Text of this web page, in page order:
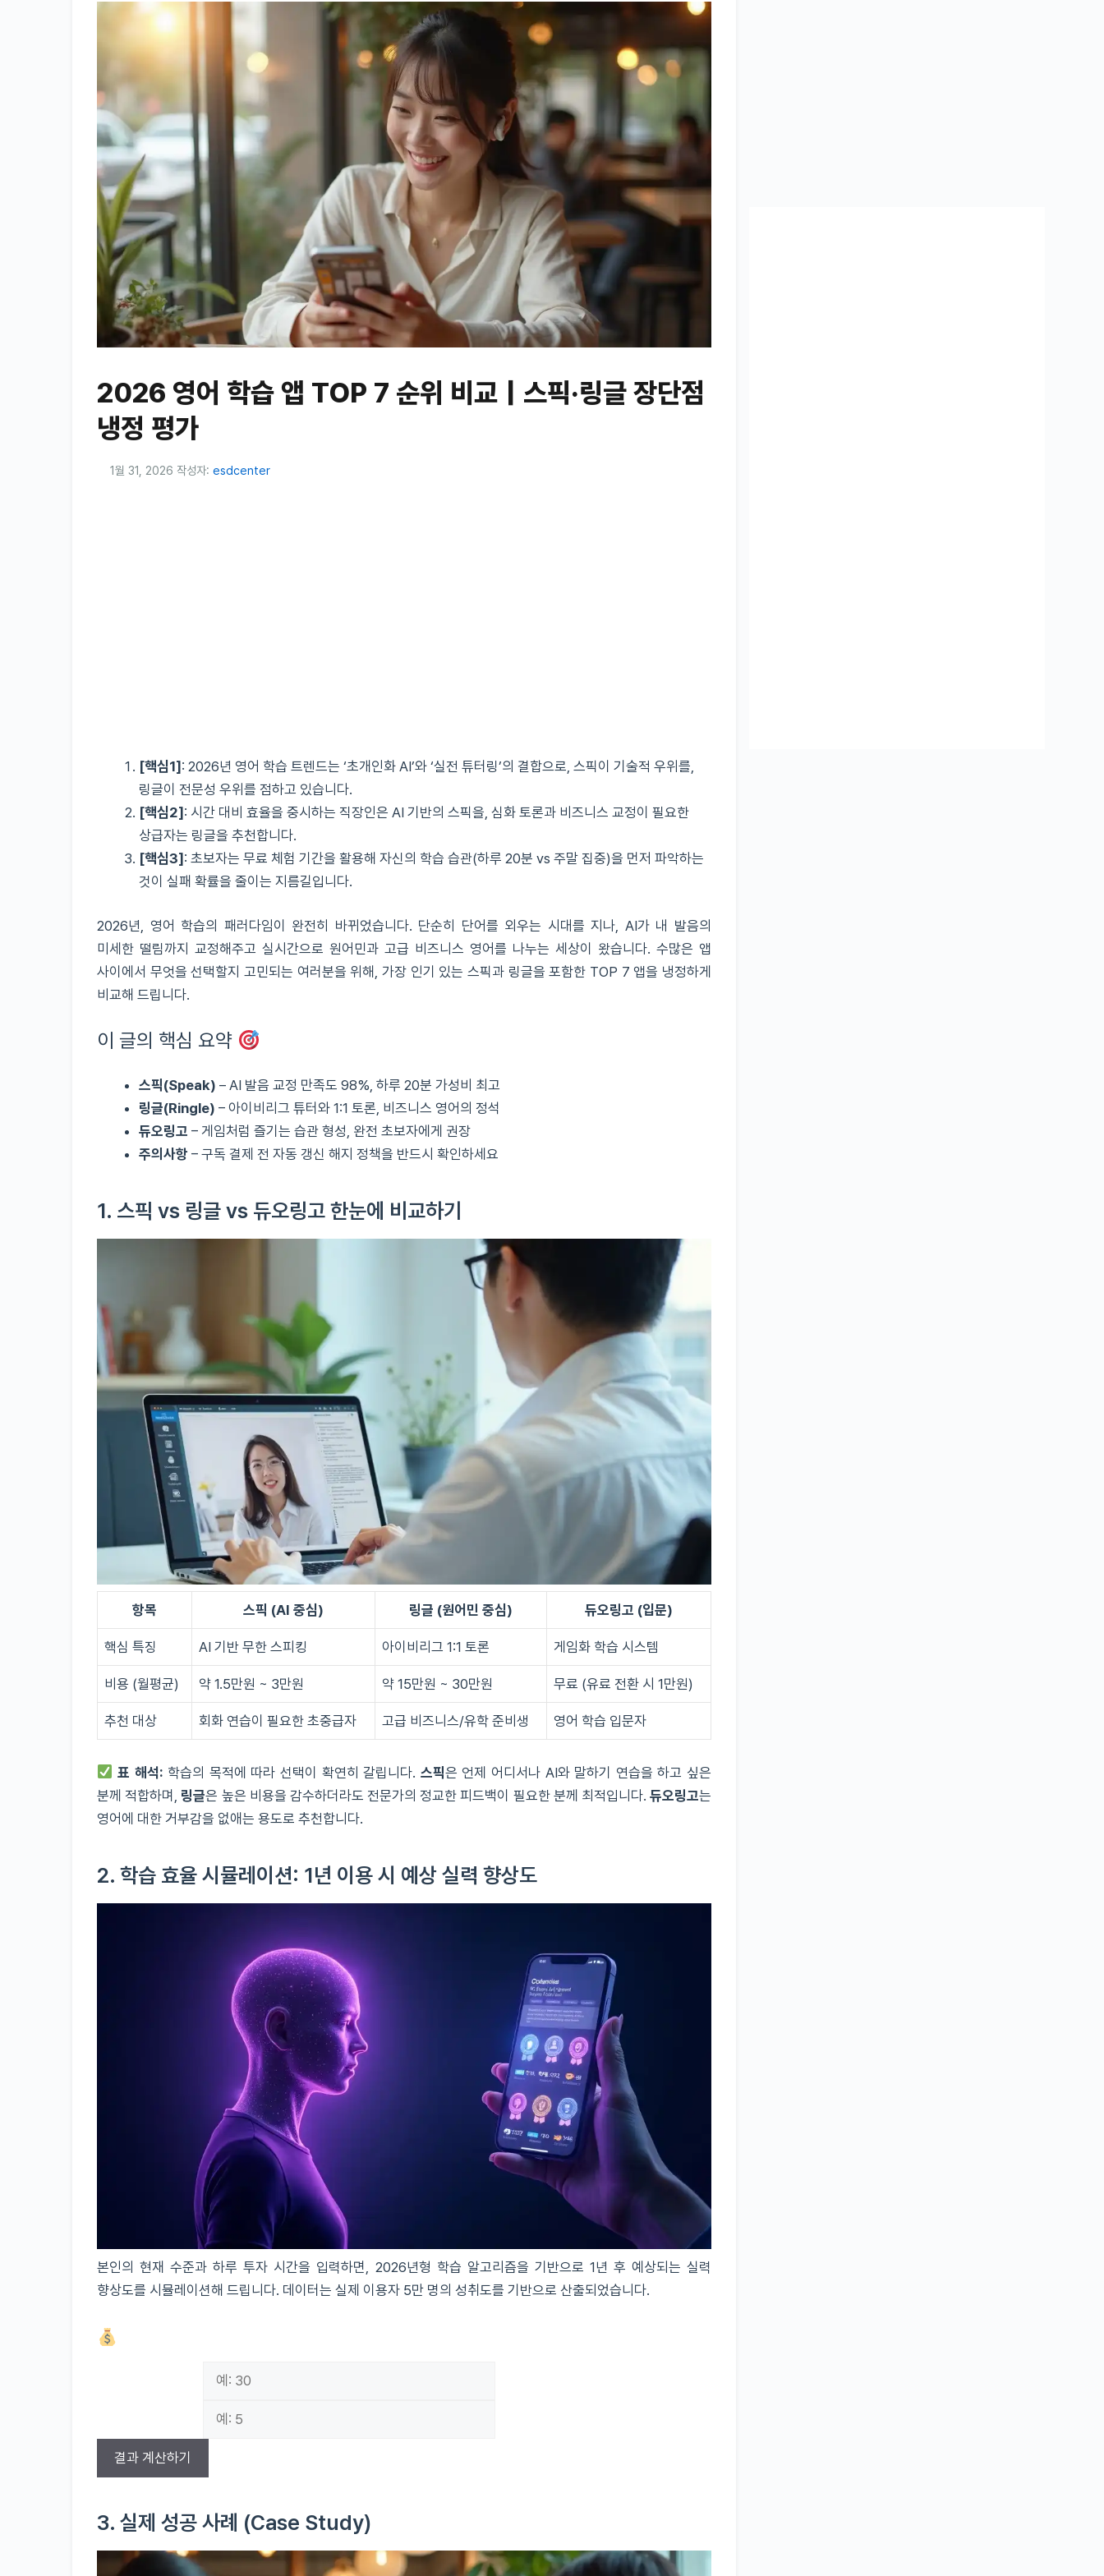
2026 영어 학습 앱 TOP 7 순위 비교｜스픽·링글 장단점
냉정 평가
1월 31, 2026 작성자: esdcenter
[핵심1]: 2026년 영어 학습 트렌드는 ‘초개인화 AI’와 ‘실전 튜터링’의 결합으로, 스픽이 기술적 우위를,
링글이 전문성 우위를 점하고 있습니다.
[핵심2]: 시간 대비 효율을 중시하는 직장인은 AI 기반의 스픽을, 심화 토론과 비즈니스 교정이 필요한
상급자는 링글을 추천합니다.
[핵심3]: 초보자는 무료 체험 기간을 활용해 자신의 학습 습관(하루 20분 vs 주말 집중)을 먼저 파악하는
것이 실패 확률을 줄이는 지름길입니다.
2026년, 영어 학습의 패러다임이 완전히 바뀌었습니다. 단순히 단어를 외우는 시대를 지나, AI가 내 발음의
미세한 떨림까지 교정해주고 실시간으로 원어민과 고급 비즈니스 영어를 나누는 세상이 왔습니다. 수많은 앱
사이에서 무엇을 선택할지 고민되는 여러분을 위해, 가장 인기 있는 스픽과 링글을 포함한 TOP 7 앱을 냉정하게
비교해 드립니다.
이 글의 핵심 요약
스픽(Speak) – AI 발음 교정 만족도 98%, 하루 20분 가성비 최고
링글(Ringle) – 아이비리그 튜터와 1:1 토론, 비즈니스 영어의 정석
듀오링고 – 게임처럼 즐기는 습관 형성, 완전 초보자에게 권장
주의사항 – 구독 결제 전 자동 갱신 해지 정책을 반드시 확인하세요
1. 스픽 vs 링글 vs 듀오링고 한눈에 비교하기
항목 스픽 (AI 중심) 링글 (원어민 중심) 듀오링고 (입문)
핵심 특징 AI 기반 무한 스피킹 아이비리그 1:1 토론 게임화 학습 시스템
비용 (월평균) 약 1.5만원 ~ 3만원 약 15만원 ~ 30만원 무료 (유료 전환 시 1만원)
추천 대상 회화 연습이 필요한 초중급자 고급 비즈니스/유학 준비생 영어 학습 입문자
표 해석: 학습의 목적에 따라 선택이 확연히 갈립니다. 스픽은 언제 어디서나 AI와 말하기 연습을 하고 싶은
분께 적합하며, 링글은 높은 비용을 감수하더라도 전문가의 정교한 피드백이 필요한 분께 최적입니다.듀오링고는
영어에 대한 거부감을 없애는 용도로 추천합니다.
2. 학습 효율 시뮬레이션: 1년 이용 시 예상 실력 향상도
본인의 현재 수준과 하루 투자 시간을 입력하면, 2026년형 학습 알고리즘을 기반으로 1년 후 예상되는 실력
향상도를 시뮬레이션해 드립니다. 데이터는 실제 이용자 5만 명의 성취도를 기반으로 산출되었습니다.
결과 계산하기
3. 실제 성공 사례 (Case Study)